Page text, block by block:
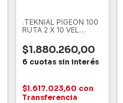
.TEKNIAL PIGEON 100
RUTA 2 X 10 VEL
ANTRACITA
$1.880.260,00
$1.617.023,60 con
Transferencia